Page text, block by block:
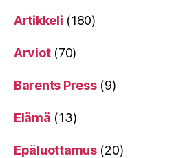
Artikkeli (180)
Arviot(70)
Barents Press(9)
Elämä (13)
Epäluottamus(20)